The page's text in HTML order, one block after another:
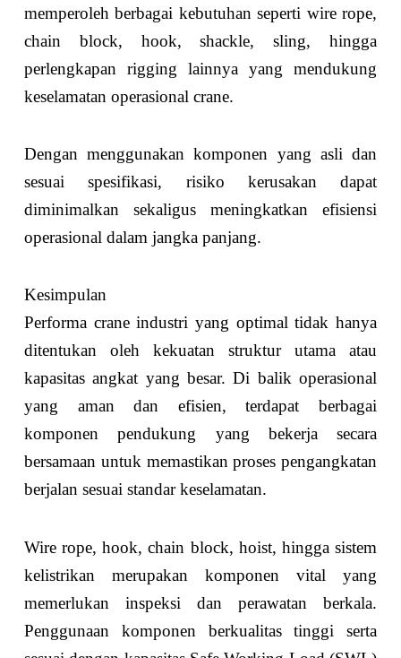
memperoleh berbagai kebutuhan seperti wire rope,
chain block, hook, shackle, sling, hingga
perlengkapan rigging lainnya yang mendukung
keselamatan operasional crane.
Dengan menggunakan komponen yang asli dan
sesuai spesifikasi, risiko kerusakan dapat
diminimalkan sekaligus meningkatkan efisiensi
operasional dalam jangka panjang.
Kesimpulan
Performa crane industri yang optimal tidak hanya
ditentukan oleh kekuatan struktur utama atau
kapasitas angkat yang besar. Di balik operasional
yang aman dan efisien, terdapat berbagai
komponen pendukung yang bekerja secara
bersamaan untuk memastikan proses pengangkatan
berjalan sesuai standar keselamatan.
Wire rope, hook, chain block, hoist, hingga sistem
kelistrikan merupakan komponen vital yang
memerlukan inspeksi dan perawatan berkala.
Penggunaan komponen berkualitas tinggi serta